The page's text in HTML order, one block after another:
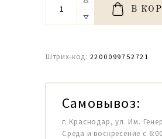
В
Штрих-код: 2200099752721
Самовывоз:
г. Краснодар, ул. Им.
Среда и воскресение с